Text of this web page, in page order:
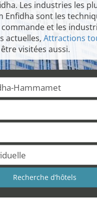
Les industries les
Enfidha sont les
et les
actuelles, Attractions
visitées aussi.